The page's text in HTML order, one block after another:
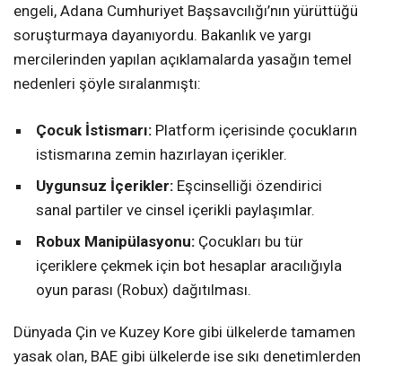
engeli, Adana Cumhuriyet Başsavcılığı’nın yürüttüğü
soruşturmaya dayanıyordu. Bakanlık ve yargı
mercilerinden yapılan açıklamalarda yasağın temel
nedenleri şöyle sıralanmıştı:
Çocuk İstismarı: Platform içerisinde çocukların
istismarına zemin hazırlayan içerikler.
Uygunsuz İçerikler: Eşcinselliği özendirici
sanal partiler ve cinsel içerikli paylaşımlar.
Robux Manipülasyonu: Çocukları bu tür
içeriklere çekmek için bot hesaplar aracılığıyla
oyun parası (Robux) dağıtılması.
Dünyada Çin ve Kuzey Kore gibi ülkelerde tamamen
yasak olan, BAE gibi ülkelerde ise sıkı denetimlerden